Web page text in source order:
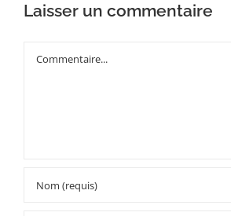
Laisser un commentaire
Commentaire